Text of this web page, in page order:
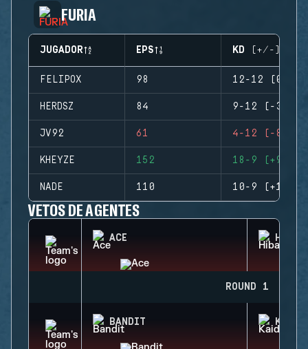
FURIA
JUGADOR EPS KD (+/-)
FELIPOX 98 12-12 (0)
HERDSZ 84 9-12 (-3)
JV92 61 4-12 (-8)
KHEYZE 152 18-9 (+9)
NADE 110 10-9 (+1)
VETOS DE AGENTES
ACE
ROUND 1
BANDIT KAID